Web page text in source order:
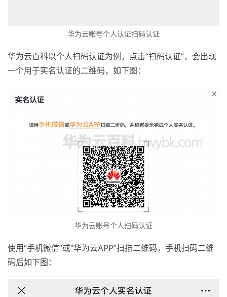
华为云账号个人认证扫码认证
华为云百科以个人扫码认证为例，点击“扫码认证”，会出现
一个用于实名认证的二维码，如下图：
华为云账号个人扫码认证
使用“手机微信”或“华为云APP”扫描二维码，手机扫码二维
码后如下图：